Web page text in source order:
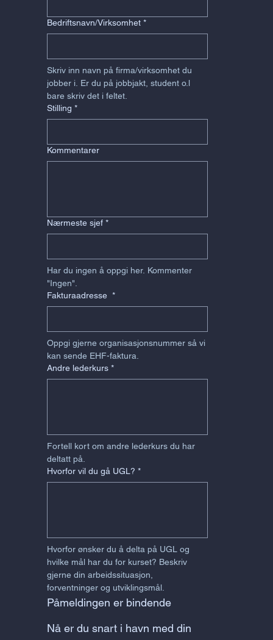
Bedriftsnavn/Virksomhet *
Skriv inn navn på firma/virksomhet du
jobber i. Er du på jobbjakt, student o.l
bare skriv det i feltet.
Stilling *
Kommentarer
Nærmeste sjef *
Har du ingen å oppgi her. Kommenter
"Ingen".
Fakturaadresse *
Oppgi gjerne organisasjonsnummer så vi
kan sende EHF-faktura.
Andre lederkurs *
Fortell kort om andre lederkurs du har
deltatt på.
Hvorfor vil du gå UGL? *
Hvorfor ønsker du å delta på UGL og
hvilke mål har du for kurset? Beskriv
gjerne din arbeidssituasjon,
forventninger og utviklingsmål.
Påmeldingen er bindende
Nå er du snart i havn med din